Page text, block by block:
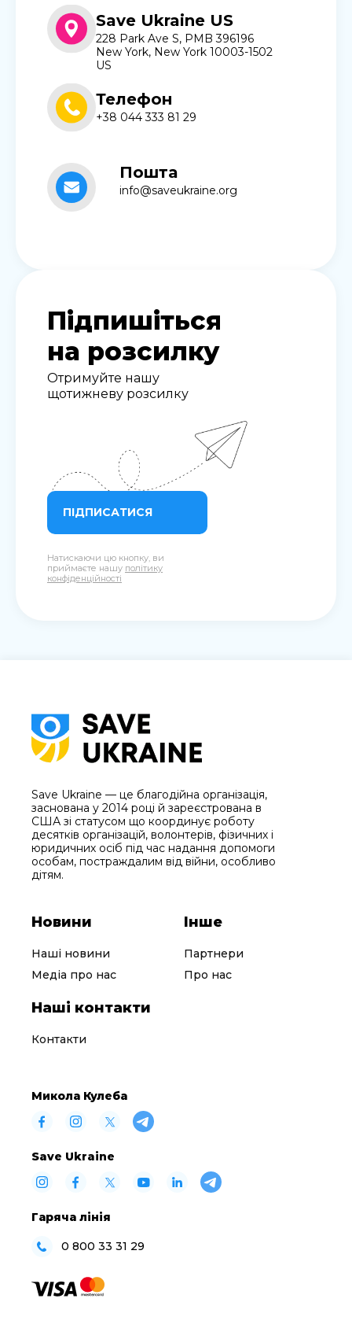
Save Ukraine US
228 Park Ave S, PMB 396196
New York, New York 10003-1502
US
Телефон
+38 044 333 81 29
Пошта
info@saveukraine.org
Підпишіться
на розсилку
Отримуйте нашу
щотижневу розсилку
ПІДПИСАТИСЯ
Натискаючи цю кнопку, ви
приймаєте нашу політику
конфіденційності
Save Ukraine — це благодійна організація,
заснована у 2014 році й зареєстрована в
США зі статусом що координує роботу
десятків організацій, волонтерів, фізичних і
юридичних осіб під час надання допомоги
особам, постраждалим від війни, особливо
дітям.
Новини
Наші новини
Медіа про нас
Інше
Партнери
Про нас
Наші контакти
Контакти
Микола Кулеба
Save Ukraine
Гаряча лінія
0 800 33 31 29